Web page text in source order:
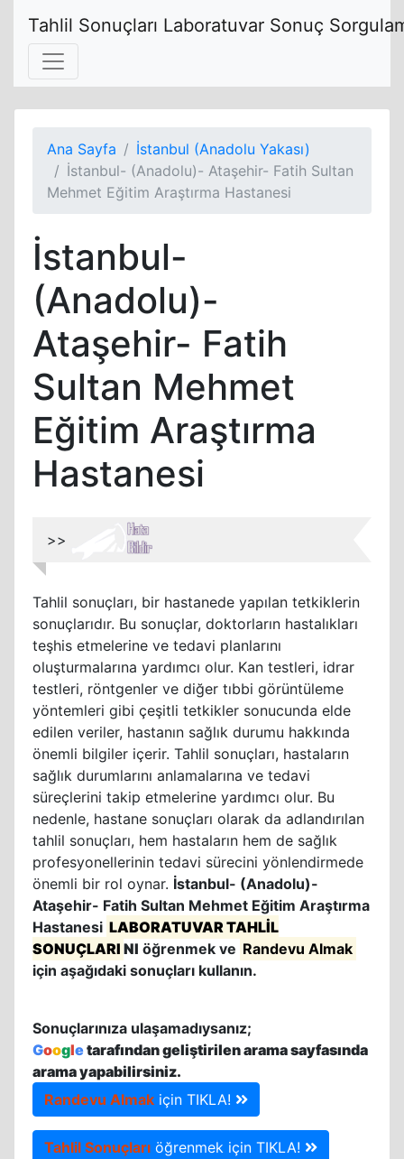
Tahlil Sonuçları Laboratuvar Sonuç
Ana Sayfa
İstanbul (Anadolu Yakası)
İstanbul- (Anadolu)- Ataşehir- Fatih Sultan
Mehmet Eğitim Araştırma Hastanesi
İstanbul-
(Anadolu)-
Ataşehir- Fatih
Sultan Mehmet
Eğitim Araştırma
Hastanesi
>>
Tahlil sonuçları, bir hastanede yapılan tetkiklerin
sonuçlarıdır. Bu sonuçlar, doktorların hastalıkları
teşhis etmelerine ve tedavi planlarını
oluşturmalarına yardımcı olur. Kan testleri, idrar
testleri, röntgenler ve diğer tıbbi görüntüleme
yöntemleri gibi çeşitli tetkikler sonucunda elde
edilen veriler, hastanın sağlık durumu hakkında
önemli bilgiler içerir. Tahlil sonuçları, hastaların
sağlık durumlarını anlamalarına ve tedavi
süreçlerini takip etmelerine yardımcı olur. Bu
nedenle, hastane sonuçları olarak da adlandırılan
tahlil sonuçları, hem hastaların hem de sağlık
profesyonellerinin tedavi sürecini yönlendirmede
önemli bir rol oynar. İstanbul- (Anadolu)-
Ataşehir- Fatih Sultan Mehmet Eğitim Araştırma
Hastanesi LABORATUVAR TAHLİL
SONUÇLARI NI öğrenmek ve Randevu Almak
için aşağıdaki sonuçları kullanın.
Sonuçlarınıza ulaşamadıysanız;
Googletarafından geliştirilen arama sayfasında
arama yapabilirsiniz.
Randevu Almak için TIKLA!
Tahlil Sonuçları öğrenmek için TIKLA!